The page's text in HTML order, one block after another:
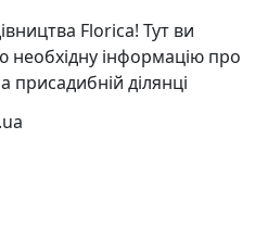
Florica! Тут ви
необхідну інформацію про
присадибній ділянці